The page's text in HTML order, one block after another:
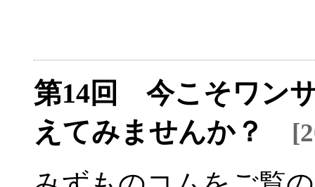
第14回 今こそワン
えてみませんか？